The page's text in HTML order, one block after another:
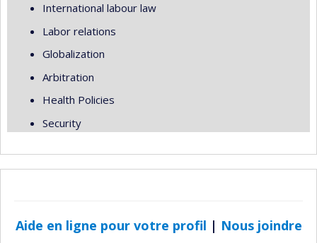
International labour law
Labor relations
Globalization
Arbitration
Health Policies
Security
Aide en ligne pour votre profil | Nous joindre